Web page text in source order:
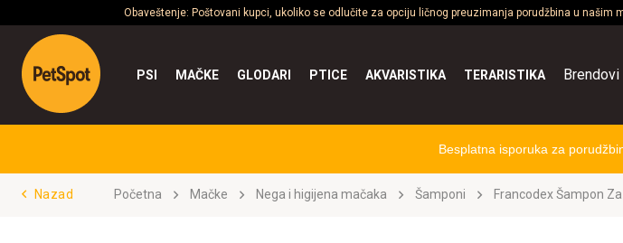
Obaveštenje: Poštovani kupci, ukoliko se odlučite za opciju ličnog preuzimanja porudžbina u
PSI MAČKE GLODARI PTICE AKVARISTIKA TERARISTIKA Brendovi
Besplatna isporuka za
Nazad Početna Mačke Nega i higijena mačaka Šamponi Francodex Šampon